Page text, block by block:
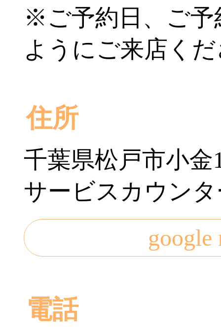
※ご予約日、ご予
ようにご来店く
住所
千葉県松戸市小
サービスカウン
電話